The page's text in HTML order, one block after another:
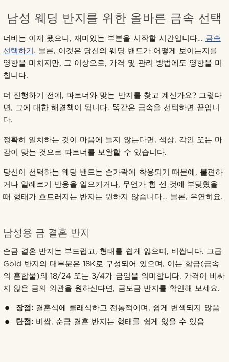
남성 웨딩 반지를 위한 올바른 금속 선택
너비는 이제 됐으니, 재미있는 부분을 시작할 시간입니다… 금속
선택하기. 물론, 이것은 당신의 웨딩 밴드가 어떻게 보이는지를
영향을 미치지만, 그 이상으로, 가격 및 관리 방법에도 영향을 미
칩니다.
더 진행하기 전에, 파트너와 맞는 반지를 찾고 계신가요? 그렇다
면, 그에 대한 해결책이 됩니다. 똑같은 금속을 선택하면 끝입니
다.
정확히 일치하는 것이 마음에 들지 않는다면, 색상, 각인 또는 마
감이 맞는 것으로 파트너를 보완할 수 있습니다.
당신이 선택하는 웨딩 밴드는 손가락에 착용되기 때문에, 불편하
거나 알레르기 반응을 일으키거나, 무언가 힘 센 것에 부딪혔을
때 형태가 흐트러지는 반지는 원하지 않습니다… 물론, 우연히요.
남성용 금 결혼 반지
순금 결혼 반지는 부드럽고, 형태를 쉽게 잃으며, 비쌉니다. 고급
Gold 반지의 대부분은 18K로 구성되어 있으며, 이는 합금(금속
의 혼합물)의 18/24 또는 3/4가 금임을 의미합니다. 가격이 비싸
지 않은 금의 외관을 원하신다면, 금도금 반지를 확인해 보세요.
장점: 결혼식에 클래식하고 전통적이며, 쉽게 변색되지 않음
단점: 비쌈, 순금 결혼 반지는 형태를 쉽게 잃을 수 있음